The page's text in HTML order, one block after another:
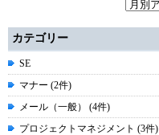
カテゴリー
SE
マナー (2件)
メール（一般） (4件)
プロジェクトマネジメント (3件)